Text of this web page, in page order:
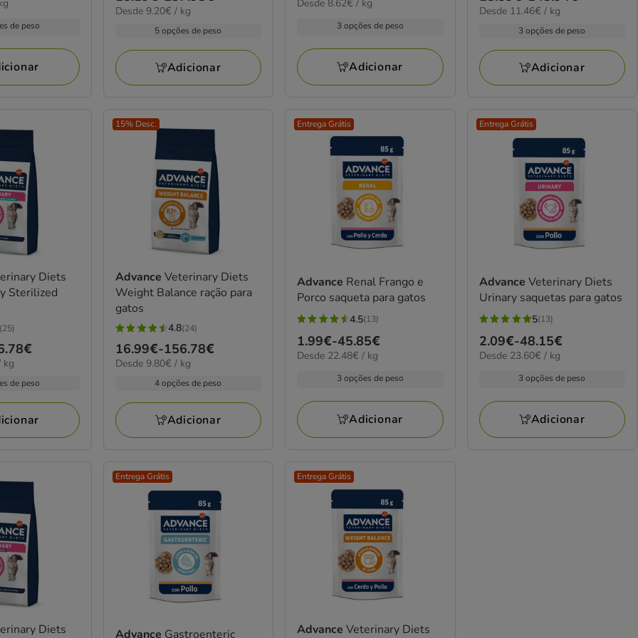
de peso
com
avaliações
de
137.98€
9.20€
Desde 9.20€ / kg
5 opções de peso
Adicionar
com
de
68.99€
Desde 8.62€ / kg
3 opções de peso
Adicionar
com
avaliações
de
148.94€
11.46€
Desde 11.46€ / kg
3 opções de peso
Adicionar
Diets
Sterilized
(25)
kg
de peso
15% Desc.
Advance Veterinary Diets
Weight Balance ração para
gatos
4.8
estrelas
com
avaliações
4.8(24)
Preço
de
156.78€
16.99€-156.78€
9.80€
Desde 9.80€ / kg
4 opções de peso
Adicionar
Entrega Grátis
Advance Renal Frango e
Porco saqueta para gatos
4.5
estrelas
com
4.5(13)
Preço
de
45.85€
1.99€-45.85€
22.48€
Desde 22.48€ / kg
3 opções de peso
Adicionar
Entrega Grátis
Advance Veterinary Diets
Urinary saquetas para gatos
5
estrelas
com
5(13)
Preço
de
48.15€
2.09€-48.15€
23.60€
Desde 23.60€ / kg
3 opções de peso
Adicionar
Diets
Entrega Grátis
Advance Gastroenteric
Entrega Grátis
Advance Veterinary Diets